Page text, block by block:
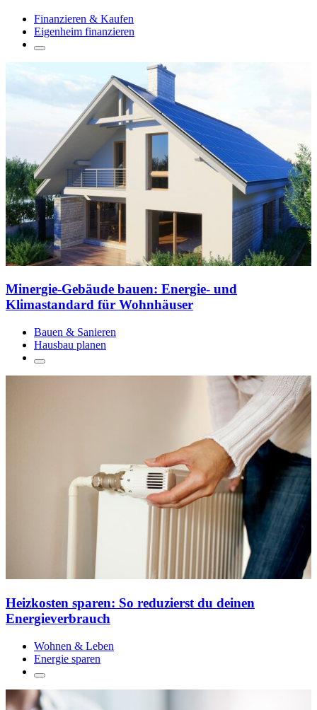
Finanzieren & Kaufen
Eigenheim finanzieren
Minergie-Gebäude bauen: Energie- und
Klimastandard für Wohnhäuser
Bauen & Sanieren
Hausbau planen
Heizkosten sparen: So reduzierst du deinen
Energieverbrauch
Wohnen & Leben
Energie sparen